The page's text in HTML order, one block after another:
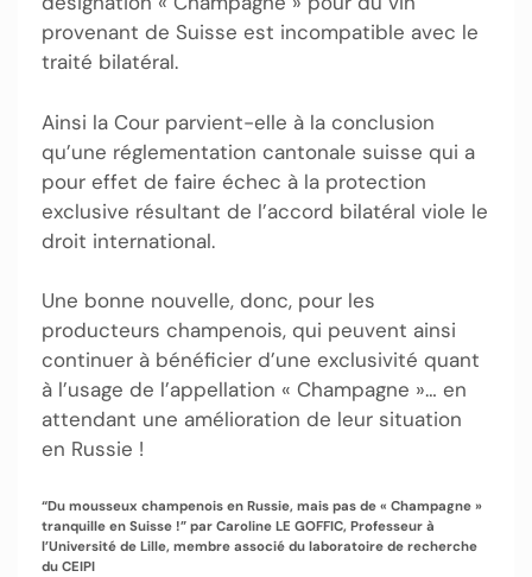
provenant de Suisse est incompatible avec le
traité bilatéral.
Ainsi la Cour parvient-elle à la conclusion
qu’une réglementation cantonale suisse qui a
pour effet de faire échec à la protection
exclusive résultant de l’accord bilatéral viole le
droit international.
Une bonne nouvelle, donc, pour les
producteurs champenois, qui peuvent ainsi
continuer à bénéficier d’une exclusivité quant
à l’usage de l’appellation « Champagne »… en
attendant une amélioration de leur situation
en Russie !
“Du mousseux champenois en Russie, mais pas de « Champagne »
tranquille en Suisse !” par Caroline LE GOFFIC, Professeur à
l’Université de Lille, membre associé du laboratoire de recherche
du CEIPI